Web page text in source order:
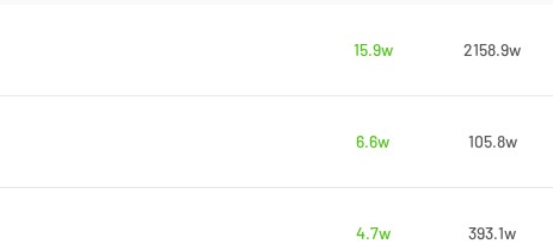
15.9w
2158.9w
6.6w
105.8w
4.7w
393.1w